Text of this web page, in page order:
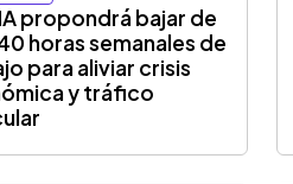
propondrá bajar de
horas semanales de
para aliviar crisis
y tráfico